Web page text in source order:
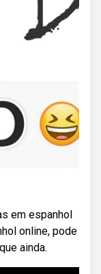
em espanhol
online, pode
ainda.